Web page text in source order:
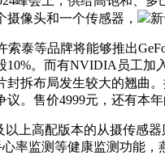
像头和一个传感器，
等品牌将能够推出
。而有NVIDIA员工加
拆布局发生较大的翘曲
。售价4999元，还有本
上高配版本的从摄传感
率监测等健康监测功能